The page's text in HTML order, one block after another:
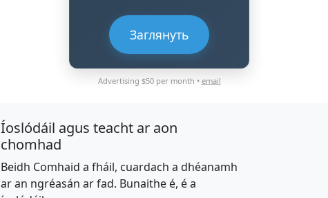
Заглянуть
Advertising $50 per month • email
Íoslódáil agus teacht ar aon
chomhad
Beidh Comhaid a fháil, cuardach a dhéanamh
ar an ngréasán ar fad. Bunaithe é, é a